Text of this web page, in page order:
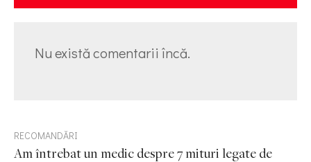
Nu există comentarii încă.
RECOMANDĂRI
Am întrebat un medic despre 7 mituri legate de